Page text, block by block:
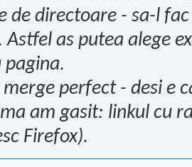
de directoare - sa-l
Astfel as putea alege
pagina.
perfect - desi e
am gasit: linkul cu
Firefox).